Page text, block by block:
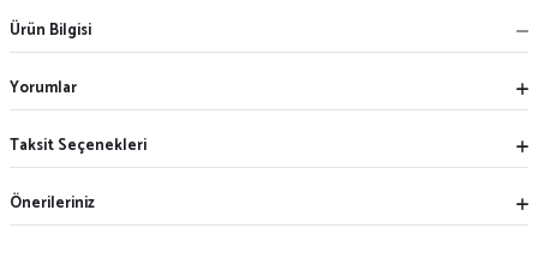
Ürün Bilgisi
Yorumlar
Taksit Seçenekleri
Önerileriniz